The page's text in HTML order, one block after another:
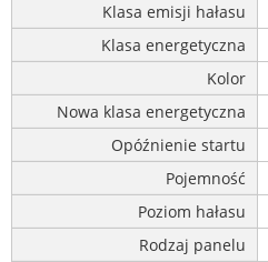
Klasa emisji hałasu
Klasa energetyczna
Kolor
Nowa klasa energetyczna
Opóźnienie startu
Pojemność
Poziom hałasu
Rodzaj panelu